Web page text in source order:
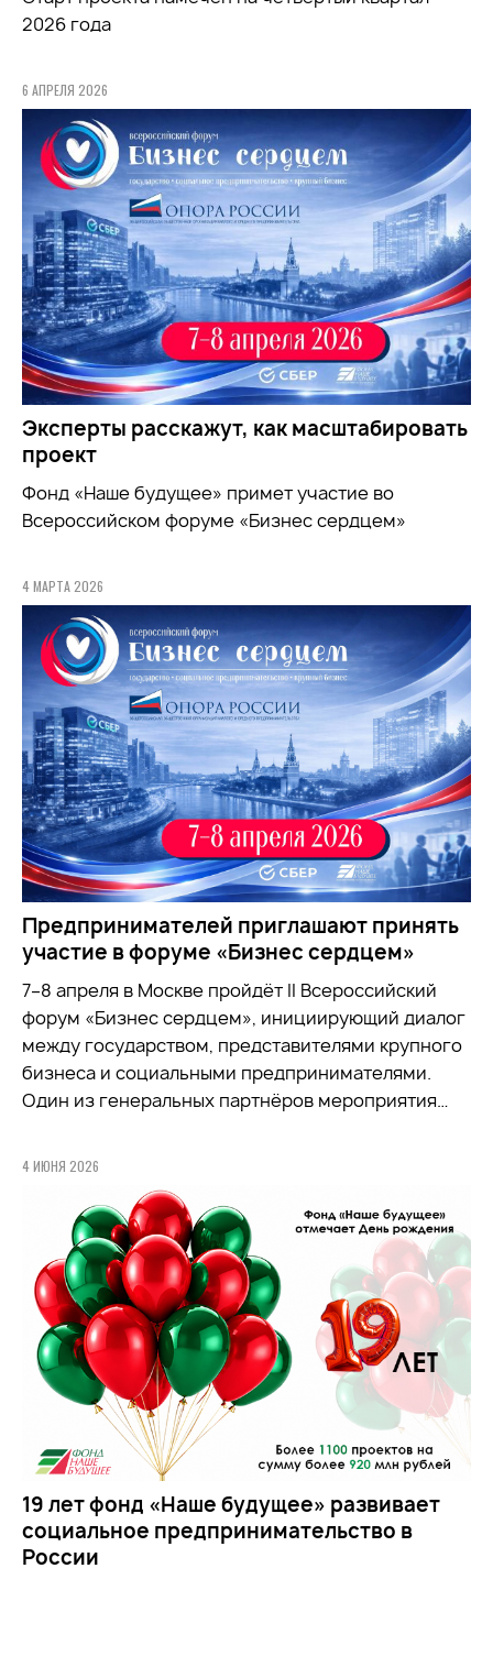
2026 года
6 АПРЕЛЯ 2026
Эксперты расскажут, как масштабировать
проект
Фонд «Наше будущее» примет участие во
Всероссийском форуме «Бизнес сердцем»
4 МАРТА 2026
Предпринимателей приглашают принять
участие в форуме «Бизнес сердцем»
7–8 апреля в Москве пройдёт II Всероссийский
форум «Бизнес сердцем», инициирующий диалог
между государством, представителями крупного
бизнеса и социальными предпринимателями.
Один из генеральных партнёров мероприятия…
4 ИЮНЯ 2026
19 лет фонд «Наше будущее» развивает
социальное предпринимательство в
России